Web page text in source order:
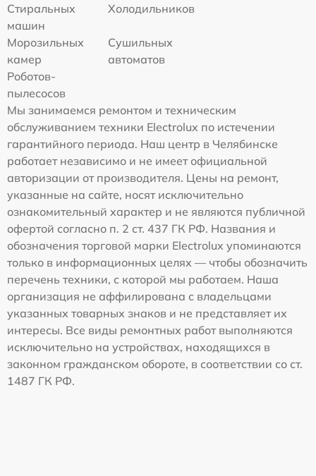
Стиральных
машин
Холодильников
Морозильных
камер
Сушильных
автоматов
Роботов-
пылесосов
Мы занимаемся ремонтом и техническим
обслуживанием техники Electrolux по истечении
гарантийного периода. Наш центр в Челябинске
работает независимо и не имеет официальной
авторизации от производителя. Цены на ремонт,
указанные на сайте, носят исключительно
ознакомительный характер и не являются публичной
офертой согласно п. 2 ст. 437 ГК РФ. Названия и
обозначения торговой марки Electrolux упоминаются
только в информационных целях — чтобы обозначить
перечень техники, с которой мы работаем. Наша
организация не аффилирована с владельцами
указанных товарных знаков и не представляет их
интересы. Все виды ремонтных работ выполняются
исключительно на устройствах, находящихся в
законном гражданском обороте, в соответствии со ст.
1487 ГК РФ.